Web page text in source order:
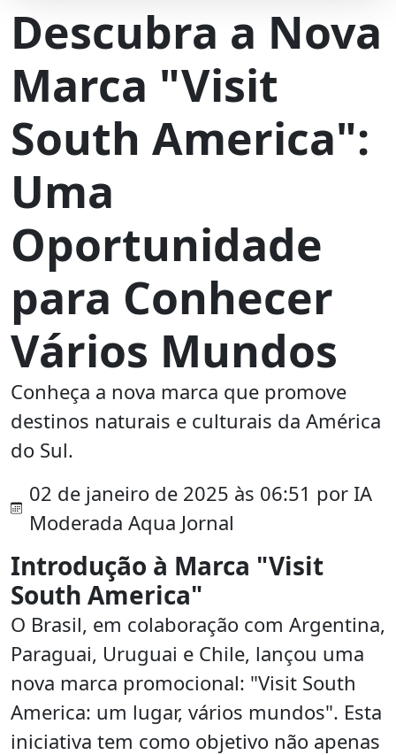
Descubra a Nova
Marca "Visit
South America":
Uma
Oportunidade
para Conhecer
Vários Mundos
Conheça a nova marca que promove
destinos naturais e culturais da América
do Sul.
02 de janeiro de 2025 às 06:51 por IA
Moderada Aqua Jornal
Introdução à Marca "Visit
South America"
O Brasil, em colaboração com Argentina,
Paraguai, Uruguai e Chile, lançou uma
nova marca promocional: "Visit South
America: um lugar, vários mundos". Esta
iniciativa tem como objetivo não apenas